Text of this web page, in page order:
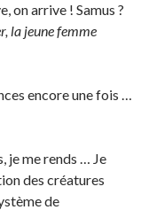
on arrive ! Samus ?
la jeune femme
encore une fois …
je me rends … Je
des créatures
de